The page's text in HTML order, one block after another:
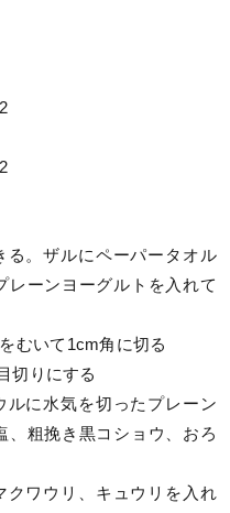
る。ザルにペーパータオル
レーンヨーグルトを入れて
むいて1cm角に切る
切りにする
に水気を切ったプレーン
、粗挽き黒コショウ、おろ
クワウリ、キュウリを入れ